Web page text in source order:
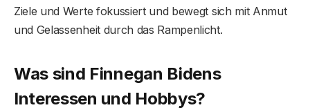
Ziele und Werte fokussiert und bewegt sich mit Anmut
und Gelassenheit durch das Rampenlicht.
Was sind Finnegan Bidens
Interessen und Hobbys?